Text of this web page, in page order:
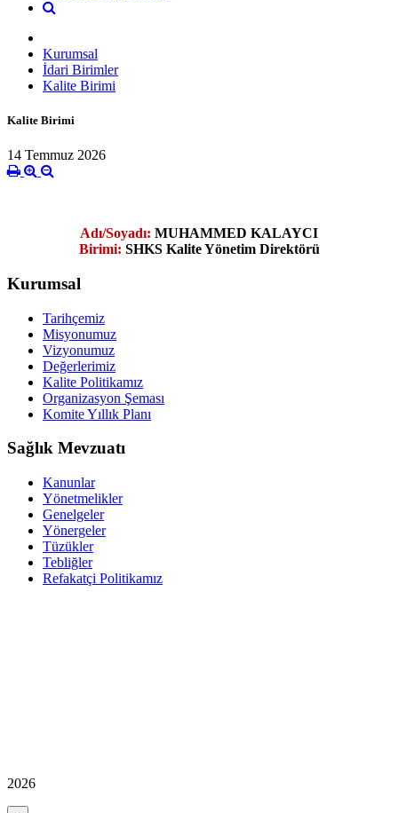
Kurumsal
İdari Birimler
Kalite Birimi
Kalite Birimi
14 Temmuz 2026
Adı/Soyadı: MUHAMMED KALAYCI
Birimi: SHKS Kalite Yönetim Direktörü
Kurumsal
Tarihçemiz
Misyonumuz
Vizyonumuz
Değerlerimiz
Kalite Politikamız
Organizasyon Şeması
Komite Yıllık Planı
Sağlık Mevzuatı
Kanunlar
Yönetmelikler
Genelgeler
Yönergeler
Tüzükler
Tebliğler
Refakatçi Politikamız
2026